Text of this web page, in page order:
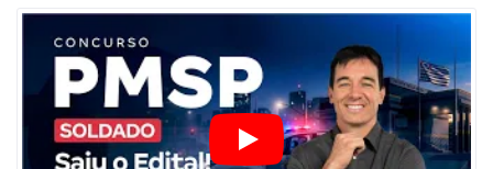
Conteúdo gratuito
Aprovados